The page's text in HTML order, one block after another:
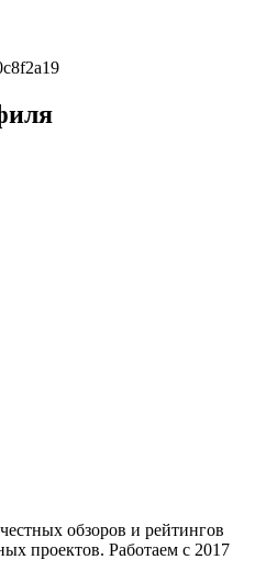
обзоров и рейтингов
проектов. Работаем с 2017